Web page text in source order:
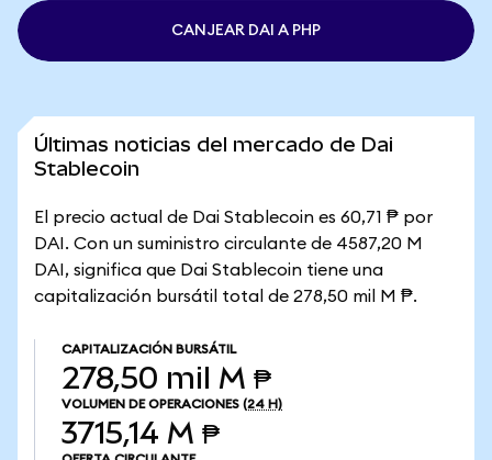
CANJEAR DAI A PHP
Últimas noticias del mercado de Dai
Stablecoin
El precio actual de Dai Stablecoin es 60,71 ₱ por
DAI. Con un suministro circulante de 4587,20 M
DAI, significa que Dai Stablecoin tiene una
capitalización bursátil total de 278,50 mil M ₱.
CAPITALIZACIÓN BURSÁTIL
278,50 mil M ₱
VOLUMEN DE OPERACIONES (24 H)
3715,14 M ₱